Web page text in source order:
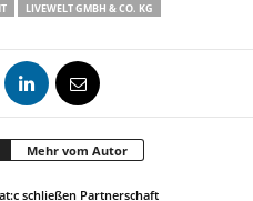
LIVEWELT GMBH & CO. KG
Mehr vom Autor
schließen Partnerschaft